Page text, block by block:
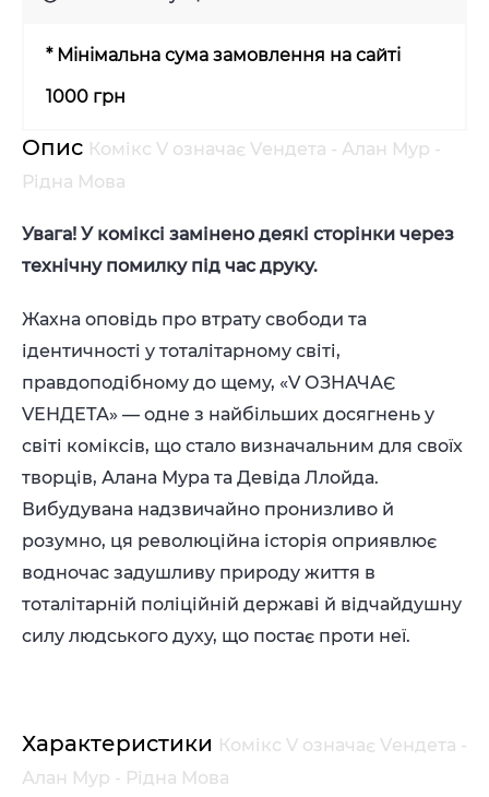
* Мінімальна сума замовлення на сайті
1000 грн
Опис Комікс V означає Vендета - Алан Мур -
Рідна Мова
Увага! У коміксі замінено деякі сторінки через
технічну помилку під час друку.
Жахна оповідь про втрату свободи та
ідентичності у тоталітарному світі,
правдоподібному до щему, «V ОЗНАЧАЄ
VЕНДЕТА» — одне з найбільших досягнень у
світі коміксів, що стало визначальним для своїх
творців, Алана Мура та Девіда Ллойда.
Вибудувана надзвичайно пронизливо й
розумно, ця революційна історія оприявлює
водночас задушливу природу життя в
тоталітарній поліційній державі й відчайдушну
силу людського духу, що постає проти неї.
Характеристики Комікс V означає Vендета -
Алан Мур - Рідна Мова